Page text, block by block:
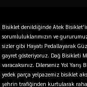
Bisiklet denildiğinde Atek
sorumluluklarımızın ve
sizler gibi Hayatı Pedallayarak
gayret gösteriyoruz. Dağ Bisikleti
varacaksınız. Dilerseniz Yol
yedek parça yelpazemiz bisiklet
şehrin trafiğinden kurtularak